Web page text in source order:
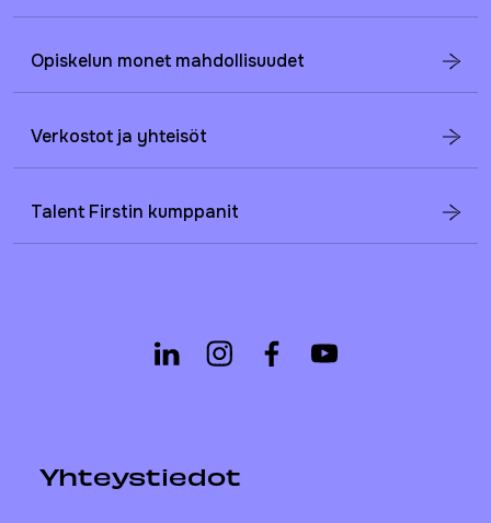
Opiskelun monet mahdollisuudet
Verkostot ja yhteisöt
Talent Firstin kumppanit
Yhteystiedot